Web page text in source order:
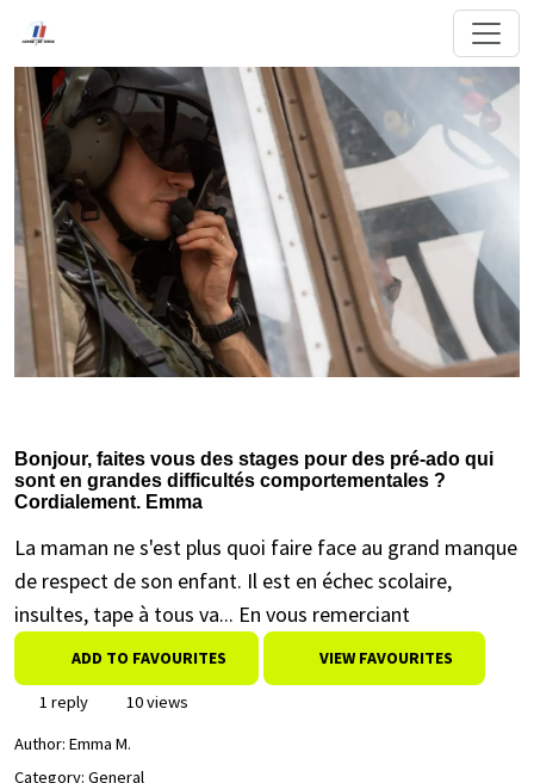
Bonjour, faites vous des stages pour des pré-ado qui
sont en grandes difficultés comportementales ?
Cordialement. Emma
La maman ne s'est plus quoi faire face au grand manque
de respect de son enfant. Il est en échec scolaire,
insultes, tape à tous va... En vous remerciant
ADD TO FAVOURITES VIEW FAVOURITES
1 reply
10 views
Author: Emma M.
Category: General